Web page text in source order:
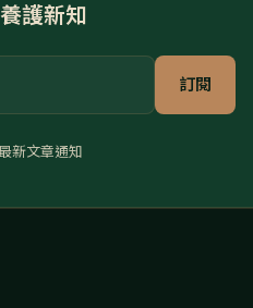
護新知
訂閱
新文章通知